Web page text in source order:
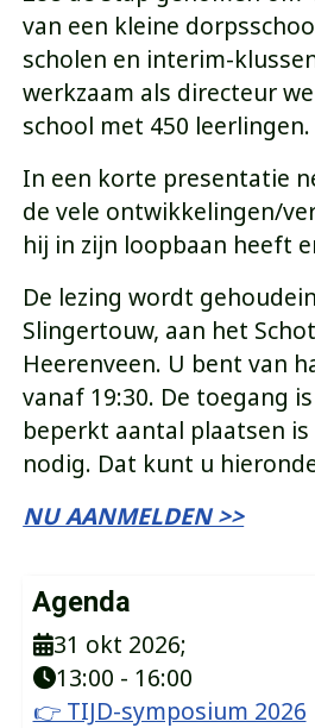
van een kleine
scholen en interim-
werkzaam als directeur
school met 450 leerlingen.
In een korte presentatie
de vele ontwikkelingen/
hij in zijn loopbaan heeft
De lezing wordt
Slingertouw, aan het
Heerenveen. U bent van
vanaf 19:30. De toegang
beperkt aantal plaatsen
nodig. Dat kunt u
NU AANMELDEN >>
Agenda
31 okt 2026;
13:00 - 16:00
👉 TIJD-symposium 2026